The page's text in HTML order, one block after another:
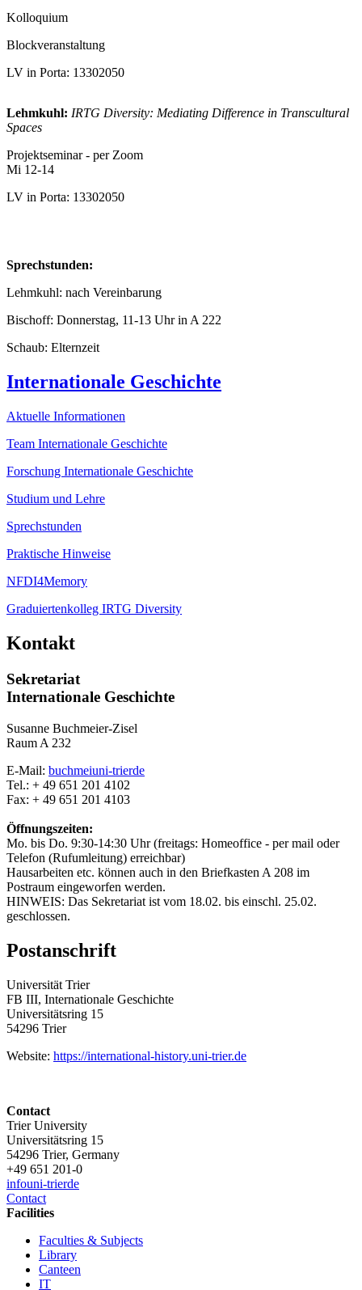
Kolloquium
Blockveranstaltung
LV in Porta: 13302050
Lehmkuhl: IRTG Diversity: Mediating Difference in Transcultural
Spaces
Projektseminar - per Zoom
Mi 12-14
LV in Porta: 13302050
Sprechstunden:
Lehmkuhl: nach Vereinbarung
Bischoff: Donnerstag, 11-13 Uhr in A 222
Schaub: Elternzeit
Internationale Geschichte
Aktuelle Informationen
Team Internationale Geschichte
Forschung Internationale Geschichte
Studium und Lehre
Sprechstunden
Praktische Hinweise
NFDI4Memory
Graduiertenkolleg IRTG Diversity
Kontakt
Sekretariat
Internationale Geschichte
Susanne Buchmeier-Zisel
Raum A 232
E-Mail: buchmeiuni-trierde
Tel.: + 49 651 201 4102
Fax: + 49 651 201 4103
Öffnungszeiten:
Mo. bis Do. 9:30-14:30 Uhr (freitags: Homeoffice - per mail oder
Telefon (Rufumleitung) erreichbar)
Hausarbeiten etc. können auch in den Briefkasten A 208 im
Postraum eingeworfen werden.
HINWEIS: Das Sekretariat ist vom 18.02. bis einschl. 25.02.
geschlossen.
Postanschrift
Universität Trier
FB III, Internationale Geschichte
Universitätsring 15
54296 Trier
Website: https://international-history.uni-trier.de
Contact
Trier University
Universitätsring 15
54296 Trier, Germany
+49 651 201-0
infouni-trierde
Contact
Facilities
Faculties & Subjects
Library
Canteen
IT